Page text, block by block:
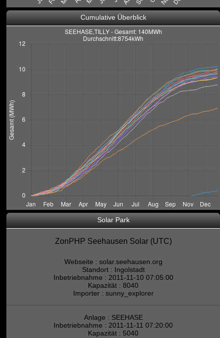
Cumulative Überblick
Solar Park
ZonPHP Seehausen Solar (UTC)
Webseite : solar.seehausen.org
Standort : Ingolstadt
Inbetriebnahme : 2011-11-10 07:05:00
Kapazität : 8040
Importer : sunny_explorer
Anlage : SEEHASE
Inbetriebnahme : 2011-11-11 07:20:00
Kapazität : 5040